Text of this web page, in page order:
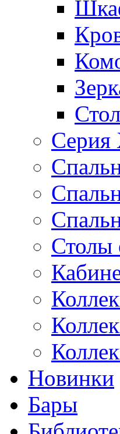
Серия
Столы
Новинки
Бары